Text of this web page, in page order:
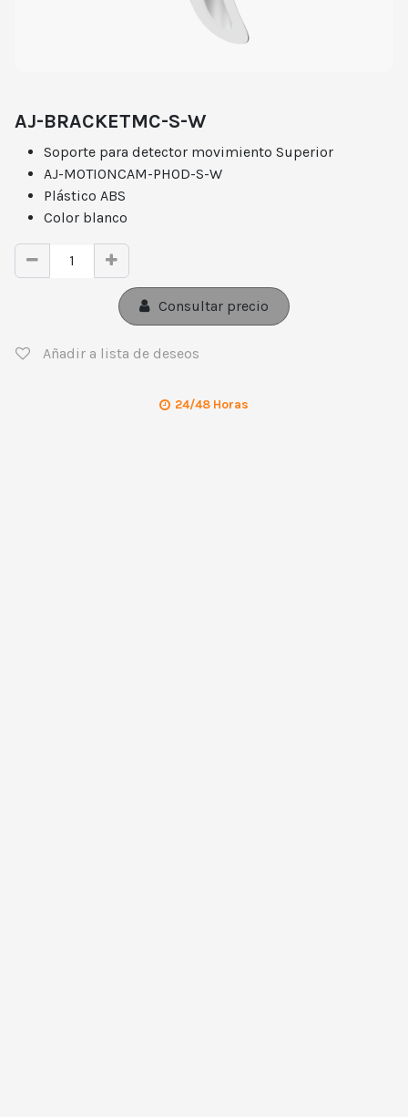
AJ-BRACKETMC-S-W
Soporte para detector movimiento Superior
AJ-MOTIONCAM-PHOD-S-W
Plástico ABS
Color blanco
Consultar precio
Añadir a lista de deseos
24/48 Horas